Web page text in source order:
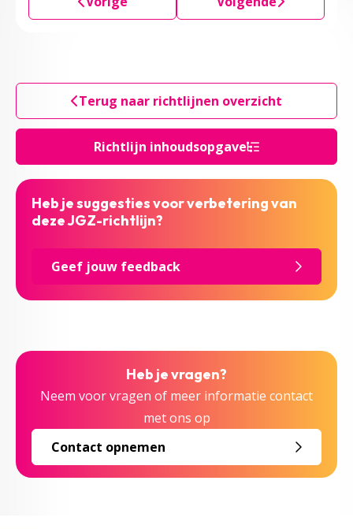
Richtlijn inhoudsopgave
Terug naar richtlijnen overzicht
Heb je suggesties voor verbetering van
deze JGZ-richtlijn?
Geef jouw feedback
Heb je vragen?
Neem voor vragen of meer informatie contact
met ons op
Contact opnemen